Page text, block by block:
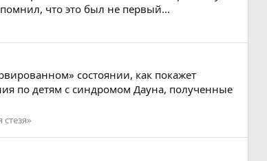
что это был не первый...
состоянии, как покажет
по детям с синдромом Дауна, полученные